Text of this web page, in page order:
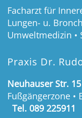
Facharzt für
Lungen- u.
Umweltmedizin •
Praxis Dr.
Neuhauser Str. 15
Fußgängerzone •
Tel. 089 225911